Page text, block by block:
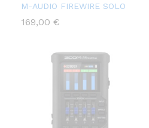
M-AUDIO FIREWIRE SOLO
169,00 €